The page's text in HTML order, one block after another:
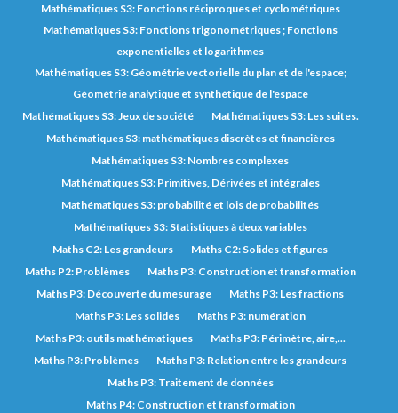
Mathématiques S3: Fonctions réciproques et cyclométriques
Mathématiques S3: Fonctions trigonométriques ; Fonctions
exponentielles et logarithmes
Mathématiques S3: Géométrie vectorielle du plan et de l'espace;
Géométrie analytique et synthétique de l'espace
Mathématiques S3: Jeux de société
Mathématiques S3: Les suites.
Mathématiques S3: mathématiques discrètes et financières
Mathématiques S3: Nombres complexes
Mathématiques S3: Primitives, Dérivées et intégrales
Mathématiques S3: probabilité et lois de probabilités
Mathématiques S3: Statistiques à deux variables
Maths C2: Les grandeurs
Maths C2: Solides et figures
Maths P2: Problèmes
Maths P3: Construction et transformation
Maths P3: Découverte du mesurage
Maths P3: Les fractions
Maths P3: Les solides
Maths P3: numération
Maths P3: outils mathématiques
Maths P3: Périmètre, aire,...
Maths P3: Problèmes
Maths P3: Relation entre les grandeurs
Maths P3: Traitement de données
Maths P4: Construction et transformation